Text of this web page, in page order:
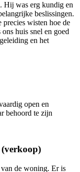
Hij was erg kundig en
beslissingen.
wisten hoe de
huis snel en goed
en het
open en
behoord te zijn
(verkoop)
de woning. Er is